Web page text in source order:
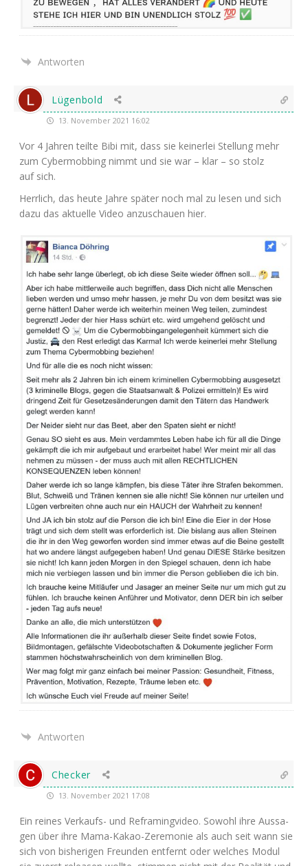
Antworten
Lügenbold
13. November 2021 16:02
Vor 4 Jah­ren teil­te Bibi mit, dass sie kei­ner­lei Stel­lung mehr
zum Cyber­mob­bing nimmt und sie war – klar – so stolz
auf sich.
Herr­lich, das heu­te Jah­re spä­ter noch mal zu lesen und sich
dazu das aktu­el­le Video anzu­schau­en hier.
Antworten
Checker
13. November 2021 17:08
Ein rei­nes Ver­kaufs- und Ref­raming­vi­deo. Sowohl ihre Aus­sa­
gen über ihre Mama-Kakao-Zere­mo­nie als auch seit wann sie
sich von bis­he­ri­gen Freun­den ent­fernt oder wel­ches Modul